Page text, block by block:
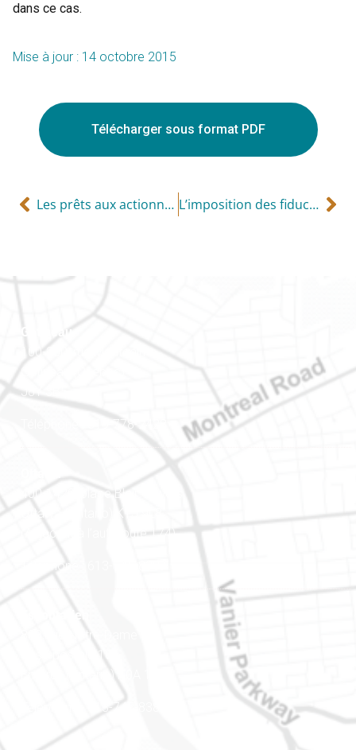
dans ce cas.
Mise à jour : 14 octobre 2015
Télécharger sous format PDF
Les prêts aux actionnaires L’imposition des fiducies
Gatineau
100-200, rue Montcalm
Gatineau (Québec)
J8Y 3B5
Téléphone : 819-778-2428
400-1420, place Blair Towers
Ottawa (Ontario) K1J 9L8
(Adjacent à l’autoroute 174)
Téléphone : 613-745-8387
Est ontarien
888, rue Notre-Dame
Case postale 101
Embrun (Ontario) K0A 1W1
Téléphone : 613-745-8387